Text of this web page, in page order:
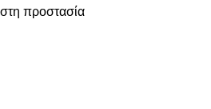
προστασία